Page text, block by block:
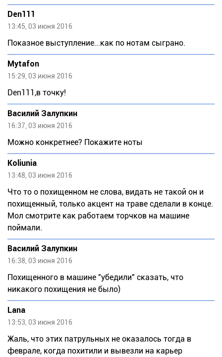
Den111
13:45, 03 июня 2016
Показное выступление...как по нотам сыграно.
Mytafon
15:29, 03 июня 2016
Den111,в точку!
Василий Залупкин
16:37, 03 июня 2016
Можно конкретнее? Покажите ноты
Koliunia
13:48, 03 июня 2016
Что то о похищенном не слова, видать не такой он и
похищенный, только акцент на траве сделали в конце.
Мол смотрите как работаем торчков на машине
поймали.
Василий Залупкин
16:38, 03 июня 2016
Похищенного в машине "убедили" сказать, что
никакого похищения не было)
Lana
13:53, 03 июня 2016
Жаль, что этих патрульных не оказалось тогда в
феврале, когда похитили и вывезли на карьер